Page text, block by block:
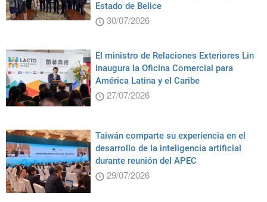
Estado de Belice
30/07/2026
El ministro de Relaciones Exteriores Lin
inaugura la Oficina Comercial para
América Latina y el Caribe
27/07/2026
Taiwán comparte su experiencia en el
desarrollo de la inteligencia artificial
durante reunión del APEC
29/07/2026